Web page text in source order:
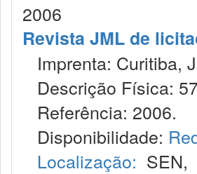
2006
Revista JML de
Imprenta: Curitiba,
Descrição Física:
Referência: 2006.
Disponibilidade:
Localização: SEN,